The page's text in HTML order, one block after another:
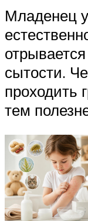
Младенец
сытости.
проходить
тем